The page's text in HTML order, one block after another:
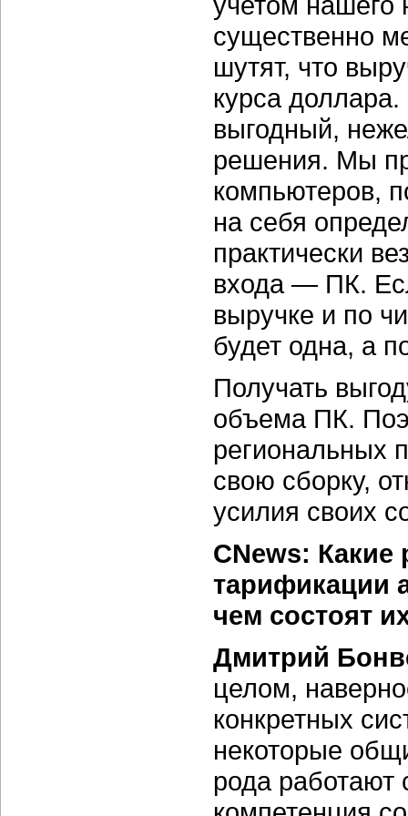
существенно
шутят, что
курса
выгодный,
решения. Мы
компьютеров,
на себя
практически
входа — ПК.
выручке и по
будет одна, а
Получать
объема ПК.
региональных
свою сборку,
усилия своих
CNews: Какие
тарификации
чем состоят
Дмитрий
целом,
конкретных
некоторые
рода